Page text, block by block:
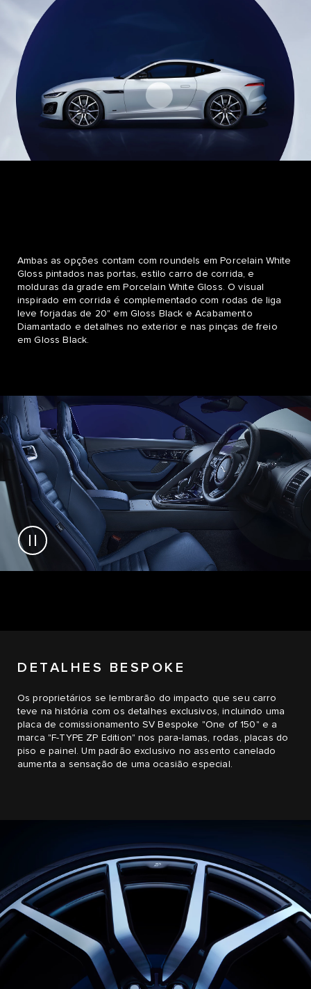
Ambas as opções contam com roundels em Porcelain White
Gloss pintados nas portas, estilo carro de corrida, e
molduras da grade em Porcelain White Gloss. O visual
inspirado em corrida é complementado com rodas de liga
leve forjadas de 20" em Gloss Black e Acabamento
Diamantado e detalhes no exterior e nas pinças de freio
em Gloss Black.
DETALHES BESPOKE
Os proprietários se lembrarão do impacto que seu carro
teve na história com os detalhes exclusivos, incluindo uma
placa de comissionamento SV Bespoke "One of 150" e a
marca "F-TYPE ZP Edition" nos para-lamas, rodas, placas do
piso e painel. Um padrão exclusivo no assento canelado
aumenta a sensação de uma ocasião especial.